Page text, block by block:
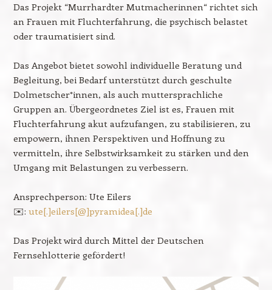
Das Projekt “Murrhardter Mutmacherinnen“ richtet sich
an Frauen mit Fluchterfahrung, die psychisch belastet
oder traumatisiert sind.
Das Angebot bietet sowohl individuelle Beratung und
Begleitung, bei Bedarf unterstützt durch geschulte
Dolmetscher*innen, als auch muttersprachliche
Gruppen an. Übergeordnetes Ziel ist es, Frauen mit
Fluchterfahrung akut aufzufangen, zu stabilisieren, zu
empowern, ihnen Perspektiven und Hoffnung zu
vermitteln, ihre Selbstwirksamkeit zu stärken und den
Umgang mit Belastungen zu verbessern.
Ansprechperson: Ute Eilers
✉️: ute[.]eilers[@]pyramidea[.]de
Das Projekt wird durch Mittel der Deutschen
Fernsehlotterie gefördert!